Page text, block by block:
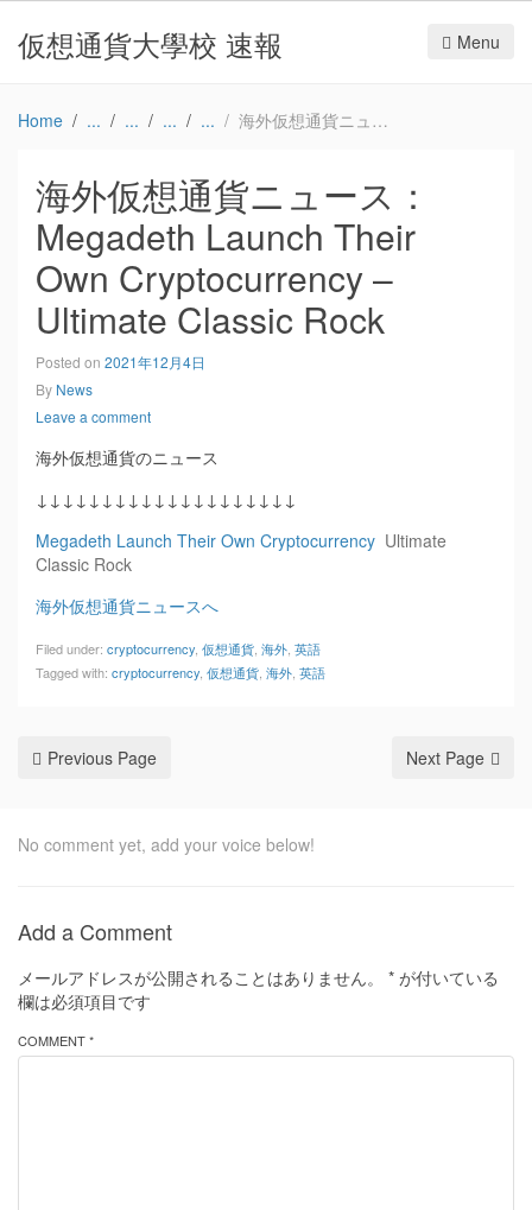
仮想通貨大學校 速報 Menu
Home 海外仮想通貨ニュース：Megadeth Launch Their Own Cryptocurrency – Ultimate Classic Rock
海外仮想通貨ニュース：
Megadeth Launch Their
Own Cryptocurrency –
Ultimate Classic Rock
Posted on 2021年12月4日
By News
Leave a comment
海外仮想通貨のニュース
↓↓↓↓↓↓↓↓↓↓↓↓↓↓↓↓↓↓↓↓
Megadeth Launch Their Own Cryptocurrency Ultimate
Classic Rock
海外仮想通貨ニュースへ
Filed under: cryptocurrency 仮想通貨 海外 英語
Tagged with: cryptocurrency 仮想通貨 海外 英語
Previous Page Next Page
No comment yet, add your voice below!
Add a Comment
メールアドレスが公開されることはありません。 * が付いている
欄は必須項目です
COMMENT *